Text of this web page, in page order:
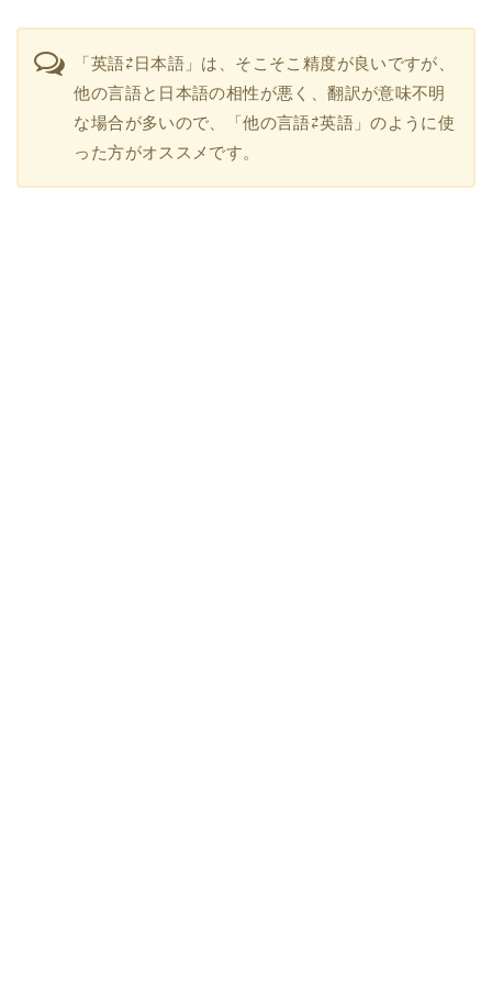
「英語⇄日本語」は、そこそこ精度が良いですが、
他の言語と日本語の相性が悪く、翻訳が意味不明
な場合が多いので、「他の言語⇄英語」のように使
った方がオススメです。